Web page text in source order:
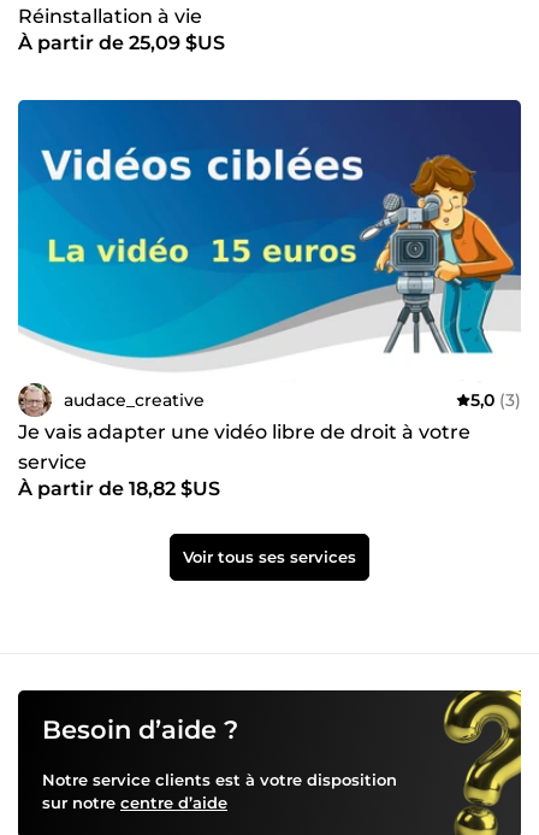
Réinstallation à vie
À partir de 25,09 $US
audace_creative 5,0 (3)
Je vais adapter une vidéo libre de droit à votre
service
À partir de 18,82 $US
Voir tous ses services
Besoin d’aide ?
Notre service clients est à votre disposition
sur notre centre d’aide